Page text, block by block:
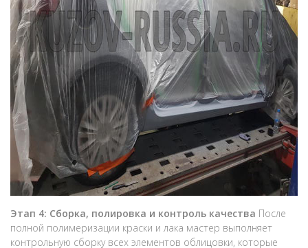
Этап 4: Сборка, полировка и контроль качества После
полной полимеризации краски и лака мастер выполняет
контрольную сборку всех элементов облицовки, которые